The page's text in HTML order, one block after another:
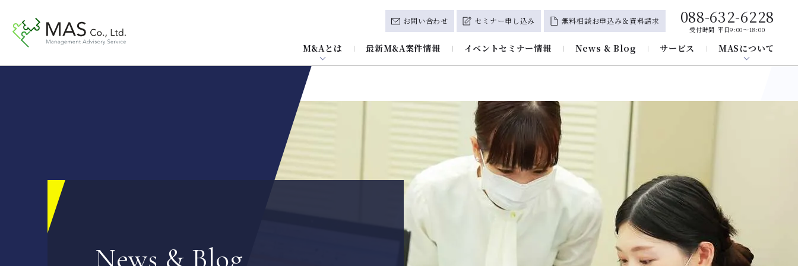
M&Aとは 最新M&A案件情報 イベントセミナー情報 News & Blog サービス MASについて
お問い合わせ セミナー申し込み 無料相談お申込み＆資料請求 088-632-6228
受付時間 平日9:00～18:00
News & Blog